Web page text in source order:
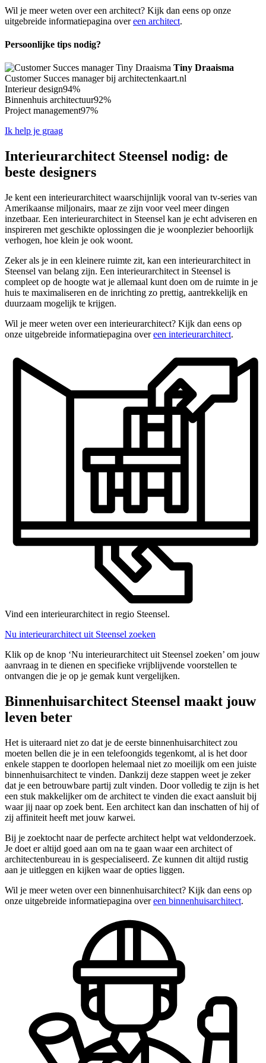
Wil je meer weten over een architect? Kijk dan eens op onze
uitgebreide informatiepagina overeen architect.
Persoonlijke tips nodig?
Tiny Draaisma
Customer Succes manager bij architectenkaart.nl
Interieur design94%
Binnenhuis architectuur92%
Project management97%
Ik help je graag
Interieurarchitect Steensel nodig: de
beste designers
Je kent een interieurarchitect waarschijnlijk vooral van tv-series van
Amerikaanse miljonairs, maar ze zijn voor veel meer dingen
inzetbaar. Een interieurarchitect in Steensel kan je echt adviseren en
inspireren met geschikte oplossingen die je woonplezier behoorlijk
verhogen, hoe klein je ook woont.
Zeker als je in een kleinere ruimte zit, kan een interieurarchitect in
Steensel van belang zijn. Een interieurarchitect in Steensel is
compleet op de hoogte wat je allemaal kunt doen om de ruimte in je
huis te maximaliseren en de inrichting zo prettig, aantrekkelijk en
duurzaam mogelijk te krijgen.
Wil je meer weten over een interieurarchitect? Kijk dan eens op
onze uitgebreide informatiepagina overeen interieurarchitect.
Vind een interieurarchitect in regio Steensel.
Nu interieurarchitect uit Steensel zoeken
Klik op de knop ‘Nu interieurarchitect uit Steensel zoeken’ om jouw
aanvraag in te dienen en specifieke vrijblijvende voorstellen te
ontvangen die je op je gemak kunt vergelijken.
Binnenhuisarchitect Steensel maakt jouw
leven beter
Het is uiteraard niet zo dat je de eerste binnenhuisarchitect zou
moeten bellen die je in een telefoongids tegenkomt, al is het door
enkele stappen te doorlopen helemaal niet zo moeilijk om een juiste
binnenhuisarchitect te vinden. Dankzij deze stappen weet je zeker
dat je een betrouwbare partij zult vinden. Door volledig te zijn is het
een stuk makkelijker om de architect te vinden die exact aansluit bij
waar jij naar op zoek bent. Een architect kan dan inschatten of hij of
zij affiniteit heeft met jouw karwei.
Bij je zoektocht naar de perfecte architect helpt wat veldonderzoek.
Je doet er altijd goed aan om na te gaan waar een architect of
architectenbureau in is gespecialiseerd. Ze kunnen dit altijd rustig
aan je uitleggen en kijken waar de opties liggen.
Wil je meer weten over een binnenhuisarchitect? Kijk dan eens op
onze uitgebreide informatiepagina overeen binnenhuisarchitect.